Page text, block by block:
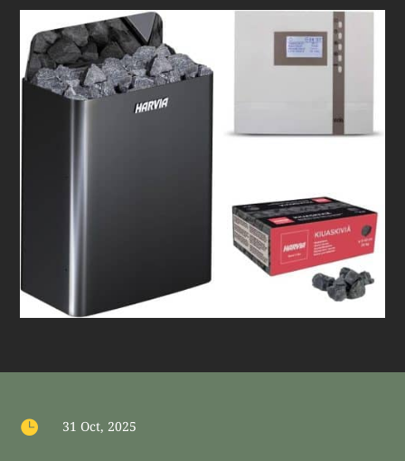
 31 Oct, 2025